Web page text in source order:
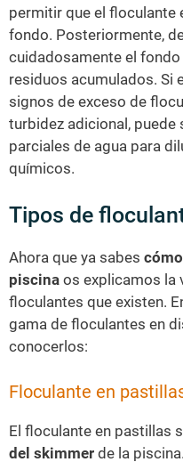
permitir que el floculante
fondo. Posteriormente,
cuidadosamente el
residuos acumulados. Si
signos de exceso de
turbidez adicional, puede
parciales de agua para
químicos.
Tipos de
Ahora que ya sabes
piscina os explicamos la
floculantes que existen.
gama de floculantes en
conocerlos:
Floculante en
El floculante en pastillas
del skimmer de la